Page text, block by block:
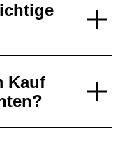
Kauf